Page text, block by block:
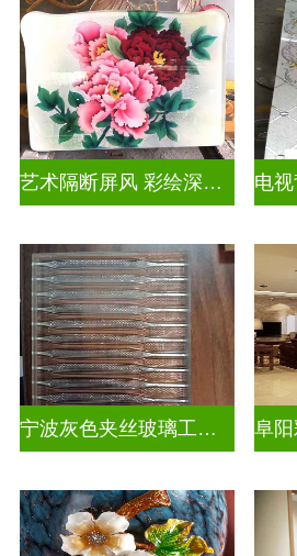
艺术隔断屏风 彩绘深雕浮雕玻璃
宁波灰色夹丝玻璃工厂招聘